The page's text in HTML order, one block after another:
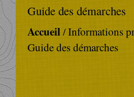
Guide des démarches
Accueil/Informations
Guide des démarches